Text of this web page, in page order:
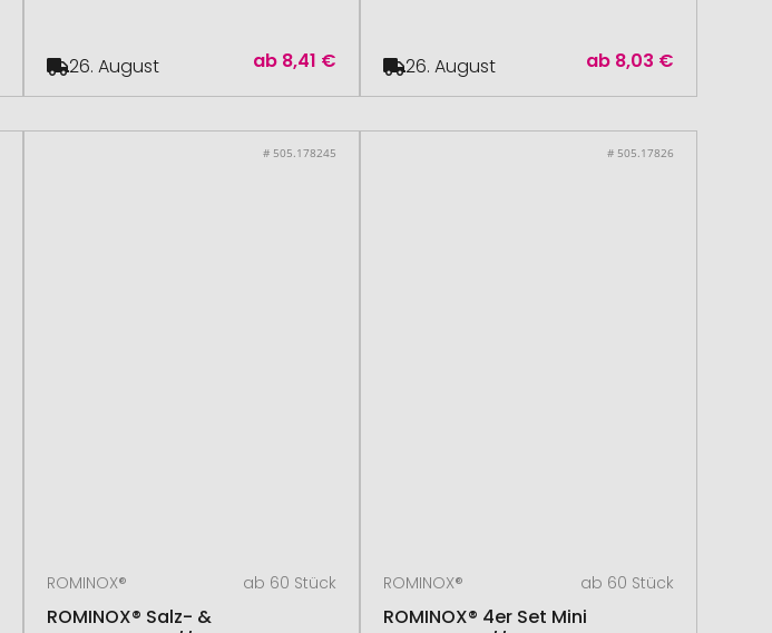
ab 8,41 €
26. August ab 8,03 €
26. August
# 505.178245
ROMINOX® ab 60 Stück
ROMINOX® Salz- &
# 505.17826
ROMINOX® ab 60 Stück
ROMINOX® 4er Set Mini